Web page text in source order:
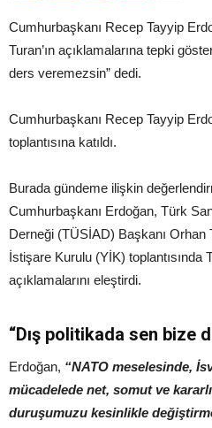
Cumhurbaşkanı Recep Tayyip
Turan’ın açıklamalarına tepki
ders veremezsin” dedi.
Cumhurbaşkanı Recep Tayyip
toplantısına katıldı.
Burada gündeme ilişkin
Cumhurbaşkanı Erdoğan, Türk
Derneği (TÜSİAD) Başkanı Orhan
İstişare Kurulu (YİK)
açıklamalarını eleştirdi.
“Dış politikada sen bize
Erdoğan, “NATO meselesinde,
mücadelede net, somut ve
duruşumuzu kesinlikle